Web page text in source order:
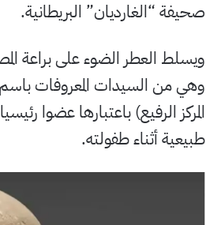
صحيفة “الغارديان” البريطانية.
وهي من السيدات المعروفات
المركز الرفيع) باعتبارها عضوا
طبيعية أثناء طفولته.